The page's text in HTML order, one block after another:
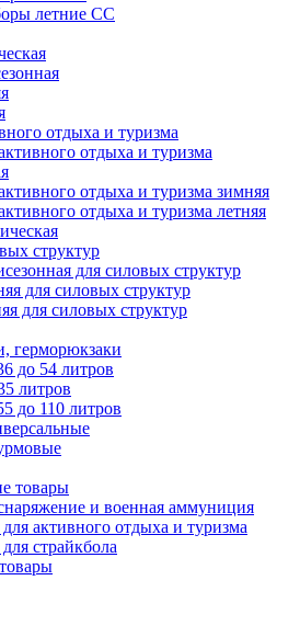
летние СС
отдыха и туризма
отдыха и туризма
отдыха и туризма зимняя
отдыха и туризма летняя
структур
для силовых структур
для силовых структур
для силовых структур
герморюкзаки
до 54 литров
литров
до 110 литров
товары
и военная аммуниция
активного отдыха и туризма
страйкбола